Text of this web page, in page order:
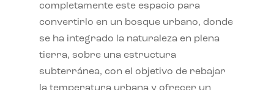
completamente este espacio para
convertirlo en un bosque urbano, donde
se ha integrado la naturaleza en plena
tierra, sobre una estructura
subterránea, con el objetivo de rebajar
la temperatura urbana y ofrecer un